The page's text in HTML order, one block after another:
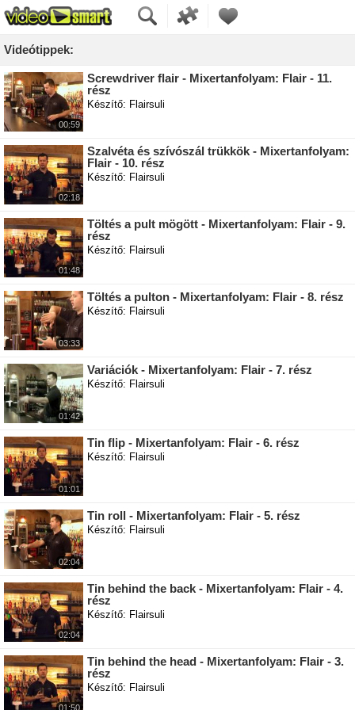
Videótippek:
00:59
Screwdriver flair - Mixertanfolyam: Flair - 11.
rész
Készítő: Flairsuli
02:18
Szalvéta és szívószál trükkök - Mixertanfolyam:
Flair - 10. rész
Készítő: Flairsuli
01:48
Töltés a pult mögött - Mixertanfolyam: Flair - 9.
rész
Készítő: Flairsuli
03:33
Töltés a pulton - Mixertanfolyam: Flair - 8. rész
Készítő: Flairsuli
01:42
Variációk - Mixertanfolyam: Flair - 7. rész
Készítő: Flairsuli
01:01
Tin flip - Mixertanfolyam: Flair - 6. rész
Készítő: Flairsuli
02:04
Tin roll - Mixertanfolyam: Flair - 5. rész
Készítő: Flairsuli
02:04
Tin behind the back - Mixertanfolyam: Flair - 4.
rész
Készítő: Flairsuli
01:50
Tin behind the head - Mixertanfolyam: Flair - 3.
rész
Készítő: Flairsuli